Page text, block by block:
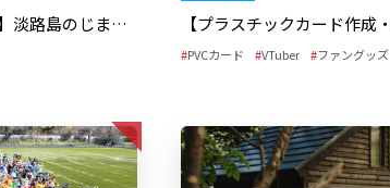
【プラスチックカード作成・事例】淡路島のじま動物園様 「GWワクワクセット」動物たちの免許証
PVCカード VTuber ファングッズ